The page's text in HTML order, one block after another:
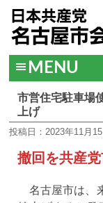
MENU
市営住宅駐車場
上げ
投稿日：2023年11月15
撤回を共産
名古屋市は、